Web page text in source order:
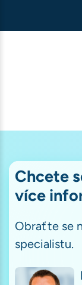
Chcete
více
Obraťte se
specialistu.